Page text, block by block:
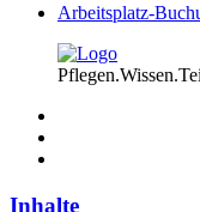
Arbeitsplatz-
Inhalte